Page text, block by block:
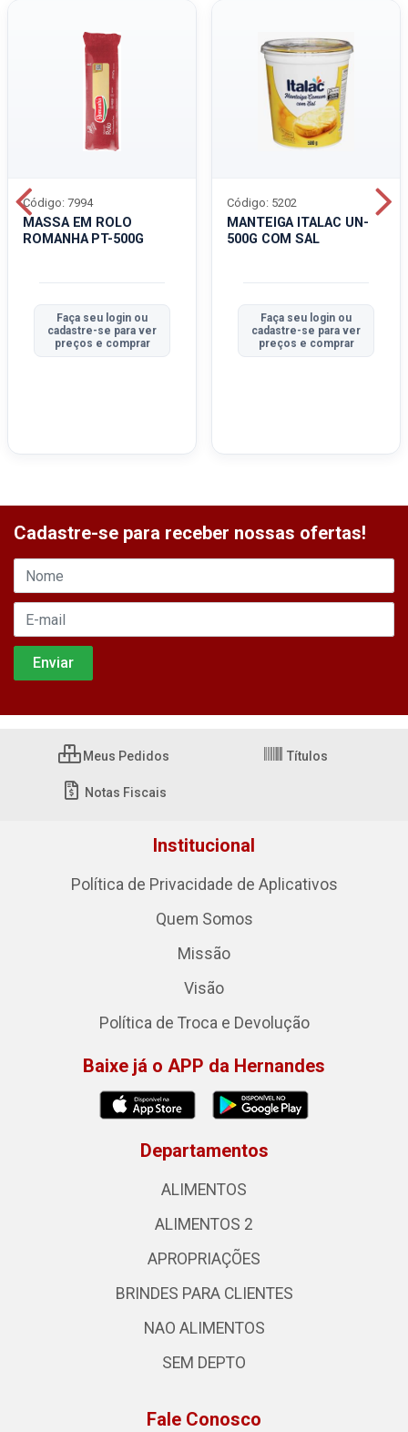
MASSA EM ROLO
ROMANHA PT-500G
Código: 7994
Faça seu login ou
cadastre-se para ver
preços e comprar
MANTEIGA ITALAC UN-
500G COM SAL
Código: 5202
Faça seu login ou
cadastre-se para ver
preços e comprar
Cadastre-se para receber nossas ofertas!
Meus Pedidos Títulos
Notas Fiscais
Institucional
Política de Privacidade de Aplicativos
Quem Somos
Missão
Visão
Política de Troca e Devolução
Baixe já o APP da Hernandes
Departamentos
ALIMENTOS
ALIMENTOS 2
APROPRIAÇÕES
BRINDES PARA CLIENTES
NAO ALIMENTOS
SEM DEPTO
Fale Conosco